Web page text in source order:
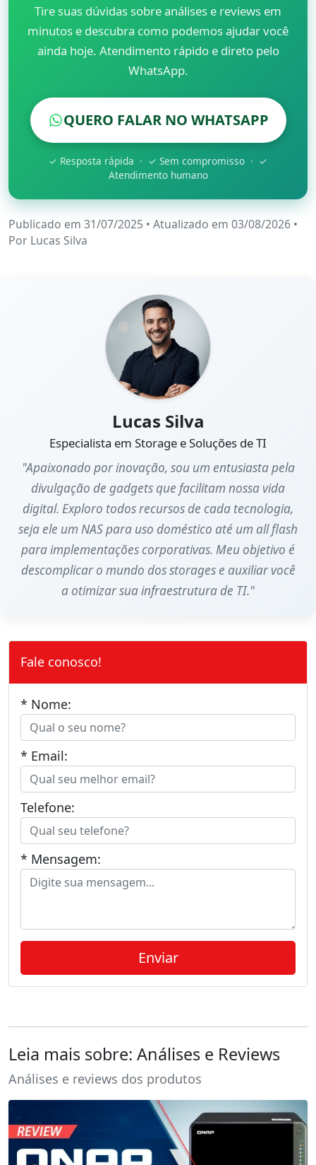
Tire suas dúvidas sobre análises e reviews em
minutos e descubra como podemos ajudar você
ainda hoje. Atendimento rápido e direto pelo
WhatsApp.
QUERO FALAR NO WHATSAPP
✓ Resposta rápida · ✓ Sem compromisso · ✓
Atendimento humano
Publicado em 31/07/2025 • Atualizado em 03/08/2026 •
Por Lucas Silva
Lucas Silva
Especialista em Storage e Soluções de TI
"Apaixonado por inovação, sou um entusiasta pela
divulgação de gadgets que facilitam nossa vida
digital. Exploro todos recursos de cada tecnologia,
seja ele um NAS para uso doméstico até um all flash
para implementações corporativas. Meu objetivo é
descomplicar o mundo dos storages e auxiliar você
a otimizar sua infraestrutura de TI."
Fale conosco!
* Nome:
* Email:
Telefone:
* Mensagem:
Leia mais sobre: Análises e Reviews
Análises e reviews dos produtos